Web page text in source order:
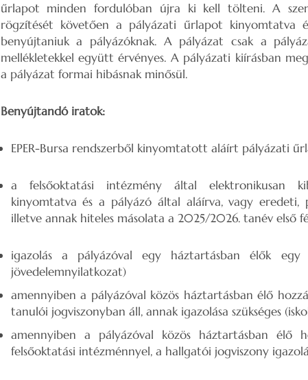
űrlapot minden fordulóban újra ki kell tölteni. A
rögzítését követően a pályázati űrlapot kinyomtatva
benyújtaniuk a pályázóknak. A pályázat csak a
mellékletekkel együtt érvényes. A pályázati kiírásban
a pályázat formai hibásnak minősül.
Benyújtandó iratok:
EPER-Bursa rendszerből kinyomtatott aláírt pályázati
a felsőoktatási intézmény által elektronikusan
kinyomtatva és a pályázó által aláírva, vagy eredeti,
illetve annak hiteles másolata a 2025/2026. tanév első
igazolás a pályázóval egy háztartásban élők
jövedelemnyilatkozat)
amennyiben a pályázóval közös háztartásban élő
tanulói jogviszonyban áll, annak igazolása szükséges
amennyiben a pályázóval közös háztartásban élő
felsőoktatási intézménnyel, a hallgatói jogviszony